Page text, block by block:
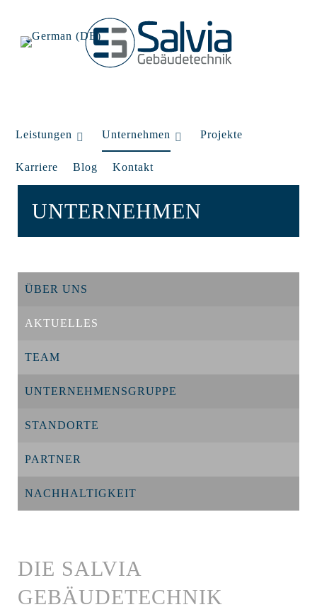
Leistungen Unternehmen Projekte
Karriere Blog Kontakt
UNTERNEHMEN
ÜBER UNS
AKTUELLES
TEAM
UNTERNEHMENSGRUPPE
STANDORTE
PARTNER
NACHHALTIGKEIT
DIE SALVIA
GEBÄUDETECHNIK